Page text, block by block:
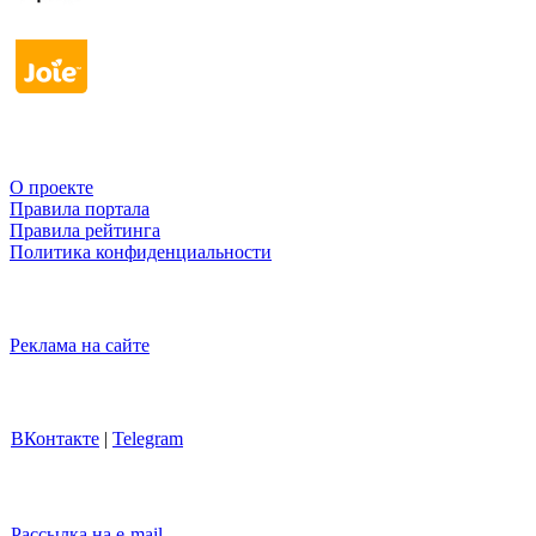
О проекте
Правила портала
Правила рейтинга
Политика конфиденциальности
Реклама на сайте
ВКонтакте | Telegram